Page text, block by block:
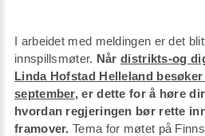
I arbeidet med meldingen er det
innspillsmøter. Nårdistrikts-og
Linda Hofstad Helleland
september, er dette for å høre
hvordan regjeringen bør rette
framover. Tema for møtet på